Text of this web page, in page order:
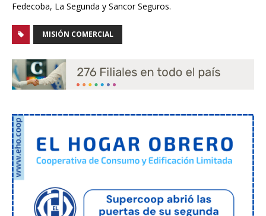
Fedecoba, La Segunda y Sancor Seguros.
MISIÓN COMERCIAL